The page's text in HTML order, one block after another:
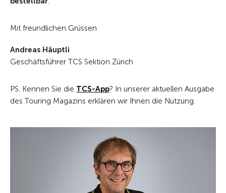
Mit freundlichen Grüssen
Andreas Häuptli
Geschäftsführer TCS Sektion Zürich
PS. Kennen Sie die TCS-App? In unserer aktuellen Ausgabe
des Touring Magazins erklären wir Ihnen die Nutzung.